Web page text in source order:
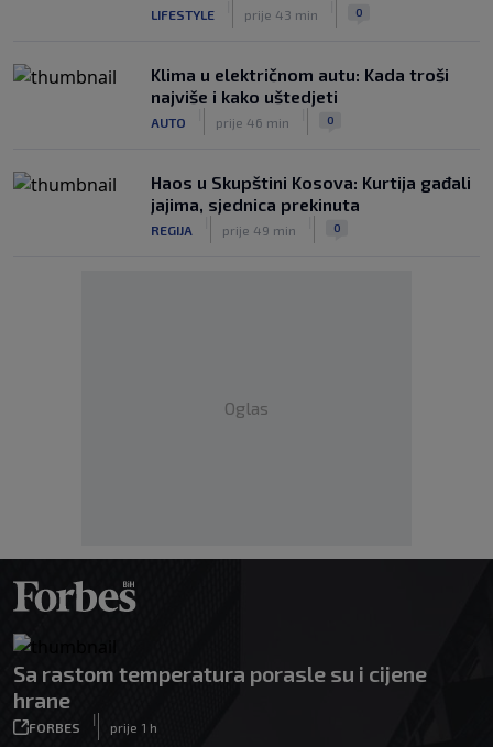
LIFESTYLE prije 43 min 0
Klima u električnom autu: Kada troši
najviše i kako uštedjeti
AUTO prije 46 min 0
Haos u Skupštini Kosova: Kurtija gađali
jajima, sjednica prekinuta
REGIJA prije 49 min 0
Oglas
Sa rastom temperatura porasle su i cijene
hrane
FORBES
|
prije 1 h